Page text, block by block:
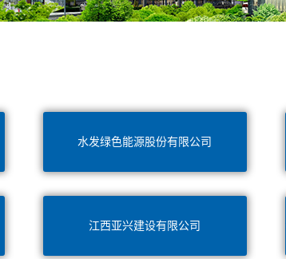
水发绿色能源股份有限公司
江西亚兴建设有限公司